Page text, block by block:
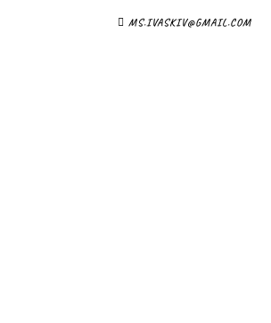
MS.IVASKIV@GMAIL.COM